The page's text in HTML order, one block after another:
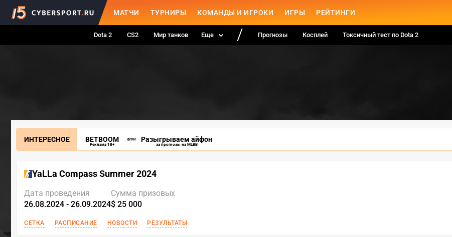
МАТЧИ ТУРНИРЫ КОМАНДЫ И ИГРОКИ ИГРЫ РЕЙТИНГИ
Dota 2 CS2 Мир танков Еще Прогнозы Косплей Токсичный тест по Dota 2
ИНТЕРЕСНОЕ BETBOOM
Реклама 18+
Разыгрываем айфон
за прогнозы на MLBB
YaLLa Compass Summer 2024
Дата проведения
26.08.2024 - 26.09.2024
Сумма призовых
$ 25 000
СЕТКА РАСПИСАНИЕ НОВОСТИ РЕЗУЛЬТАТЫ